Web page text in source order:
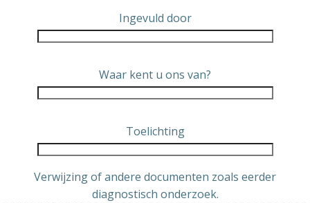
Ingevuld door
Waar kent u ons van?
Toelichting
Verwijzing of andere documenten zoals eerder
diagnostisch onderzoek.